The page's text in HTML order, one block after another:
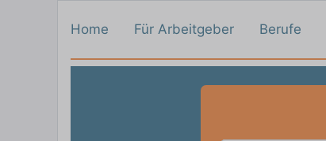
Home Für Arbeitgeber Berufe